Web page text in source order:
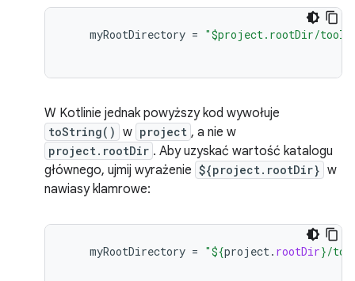
myRootDirectory = "$project.rootDir/tools/
W Kotlinie jednak powyższy kod wywołuje
toString() w project , a nie w
project.rootDir . Aby uzyskać wartość katalogu
głównego, ujmij wyrażenie ${project.rootDir} w
nawiasy klamrowe:
myRootDirectory = "${project. rootDir}/